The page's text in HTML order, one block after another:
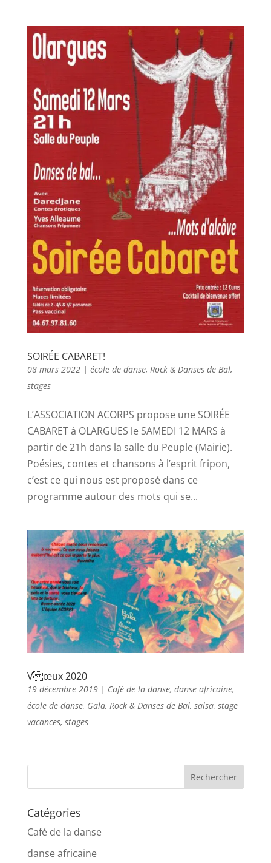
SOIRÉE CABARET!
08 mars 2022| école de danse, Rock & Danses de Bal,
stages
L’ASSOCIATION ACORPS propose une SOIRÉE
CABARET à OLARGUES le SAMEDI 12 MARS à
partir de 21h dans la salle du Peuple (Mairie).
Poésies, contes et chansons à l’esprit fripon,
c’est ce qui nous est proposé dans ce
programme autour des mots qui se...
Vœux 2020
19 décembre 2019| Café de la danse, danse africaine,
école de danse, Gala, Rock & Danses de Bal, salsa, stage
vacances, stages
Catégories
Café de la danse
danse africaine